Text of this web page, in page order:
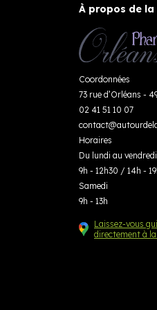
À propos de
Coordonnées
73 rue d’Orléans -
02 41 51 10 07
contact@
Horaires
Du lundi au vendredi
9h - 12h30 / 14h -
Samedi
9h - 13h
Laissez-vous
directement à